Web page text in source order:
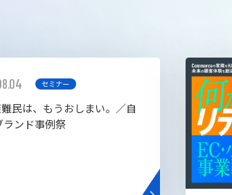
セミナー
民は、もうおしまい。／自
ランド事例祭